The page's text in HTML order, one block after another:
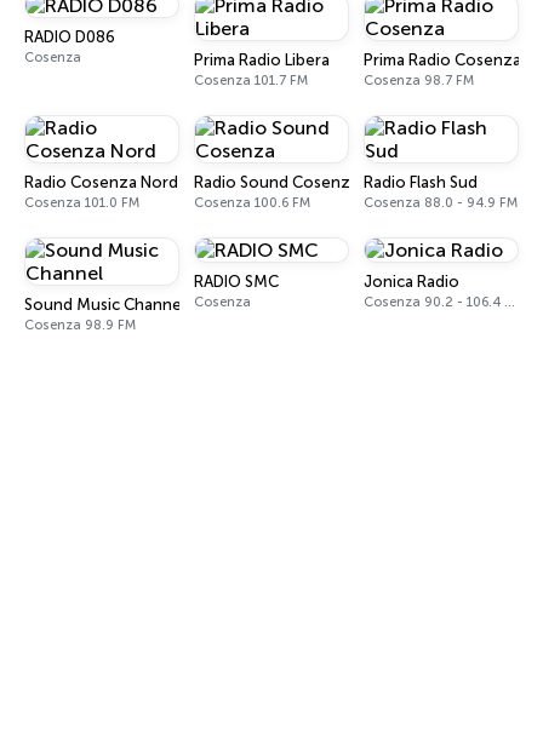
RADIO D086
Cosenza Prima Radio Libera
Cosenza 101.7 FM
Prima Radio Cosenza
Cosenza 98.7 FM
Radio Cosenza Nord
Cosenza 101.0 FM
Radio Sound Cosenza
Cosenza 100.6 FM
Radio Flash Sud
Cosenza 88.0 - 94.9 FM
Sound Music Channel
Cosenza 98.9 FM
RADIO SMC
Cosenza
Jonica Radio
Cosenza 90.2 - 106.4 FM